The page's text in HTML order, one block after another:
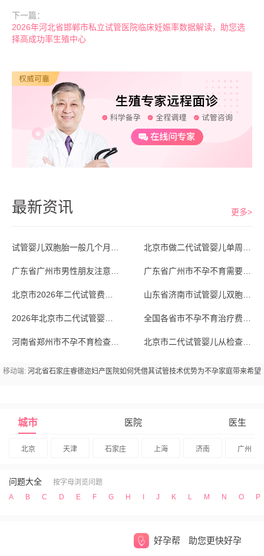
下一篇：
2026年河北省邯郸市私立试管医院临床妊娠率数据解读，助您选
择高成功率生殖中心
最新资讯 更多>
移动端: 河北省石家庄睿德迩妇产医院如何凭借其试管技术优势为不孕家庭带来希望
城市 医院 医生
北京 天津 石家庄 上海 济南 广州
问题大全
按字母浏览问题
A
B C D E F G H J K L M N O P
好孕帮 助您更快好孕